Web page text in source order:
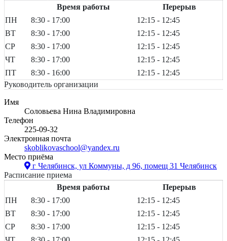
Время работы
Перерыв
ПН
8:30 - 17:00
12:15 - 12:45
ВТ
8:30 - 17:00
12:15 - 12:45
СР
8:30 - 17:00
12:15 - 12:45
ЧТ
8:30 - 17:00
12:15 - 12:45
ПТ
8:30 - 16:00
12:15 - 12:45
Руководитель организации
Имя
Соловьева Нина Владимировна
Телефон
225-09-32
Электронная почта
skoblikovaschool@yandex.ru
Место приёма
г Челябинск, ул Коммуны, д 96, помещ 31 Челябинск
Расписание приема
Время работы
Перерыв
ПН
8:30 - 17:00
12:15 - 12:45
ВТ
8:30 - 17:00
12:15 - 12:45
СР
8:30 - 17:00
12:15 - 12:45